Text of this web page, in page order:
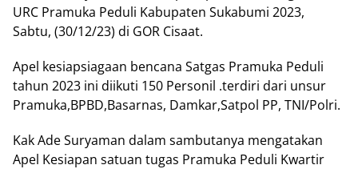
URC Pramuka Peduli Kabupaten Sukabumi 2023,
Sabtu, (30/12/23) di GOR Cisaat.
Apel kesiapsiagaan bencana Satgas Pramuka Peduli
tahun 2023 ini diikuti 150 Personil .terdiri dari unsur
Pramuka,BPBD,Basarnas, Damkar,Satpol PP, TNI/Polri.
Kak Ade Suryaman dalam sambutanya mengatakan
Apel Kesiapan satuan tugas Pramuka Peduli Kwartir